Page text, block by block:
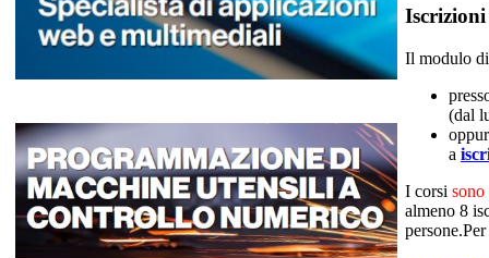
Iscrizioni
Il modulo di
(dal
a
I corsi
almeno 8